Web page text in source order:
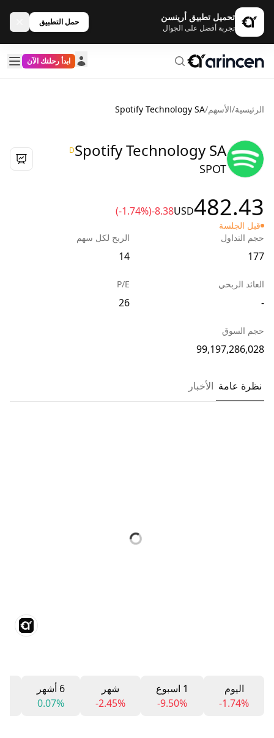
تحميل تطبيق أرينسن
تجربة أفضل على الجوال
حمل التطبيق
ابدأ رحلتك الآن
الرئيسية/الأسهم/
Spotify Technology SA
Spotify Technology SA
D
SPOT
482.43
USD
-8.38
(-1.74%)
قبل الجلسة
حجم التداول
177
الربح لكل سهم
14
العائد الربحي
-
P/E
26
حجم السوق
99,197,286,028
نظرة عامة الأخبار
اليوم
-1.74%
1 اسبوع
-9.50%
شهر
-2.45%
6 أشهر
0.07%